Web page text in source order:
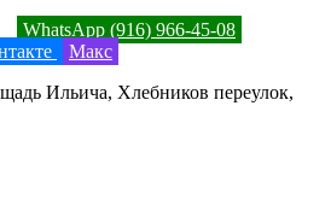
WhatsApp (916) 966-45-08
Макс
Ильича, Хлебников переулок,